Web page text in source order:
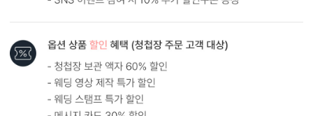
기본 인쇄 내용(인사말, 약도 등)이 흑백 인쇄됩니다.